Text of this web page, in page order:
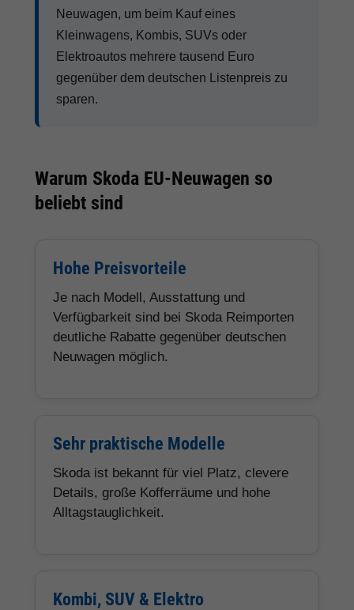
Neuwagen, um beim Kauf eines
Kleinwagens, Kombis, SUVs oder
Elektroautos mehrere tausend Euro
gegenüber dem deutschen Listenpreis zu
sparen.
Warum Skoda EU-Neuwagen so
beliebt sind
Hohe Preisvorteile
Je nach Modell, Ausstattung und
Verfügbarkeit sind bei Skoda Reimporten
deutliche Rabatte gegenüber deutschen
Neuwagen möglich.
Sehr praktische Modelle
Skoda ist bekannt für viel Platz, clevere
Details, große Kofferräume und hohe
Alltagstauglichkeit.
Kombi, SUV & Elektro